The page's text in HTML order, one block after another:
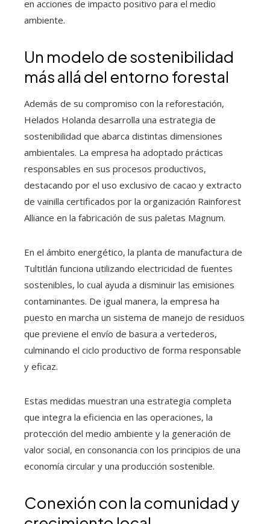
en acciones de impacto positivo para el medio
ambiente.
Un modelo de sostenibilidad
más allá del entorno forestal
Además de su compromiso con la reforestación,
Helados Holanda desarrolla una estrategia de
sostenibilidad que abarca distintas dimensiones
ambientales. La empresa ha adoptado prácticas
responsables en sus procesos productivos,
destacando por el uso exclusivo de cacao y extracto
de vainilla certificados por la organización Rainforest
Alliance en la fabricación de sus paletas Magnum.
En el ámbito energético, la planta de manufactura de
Tultitlán funciona utilizando electricidad de fuentes
sostenibles, lo cual ayuda a disminuir las emisiones
contaminantes. De igual manera, la empresa ha
puesto en marcha un sistema de manejo de residuos
que previene el envío de basura a vertederos,
culminando el ciclo productivo de forma responsable
y eficaz.
Estas medidas muestran una estrategia completa
que integra la eficiencia en las operaciones, la
protección del medio ambiente y la generación de
valor social, en consonancia con los principios de una
economía circular y una producción sostenible.
Conexión con la comunidad y